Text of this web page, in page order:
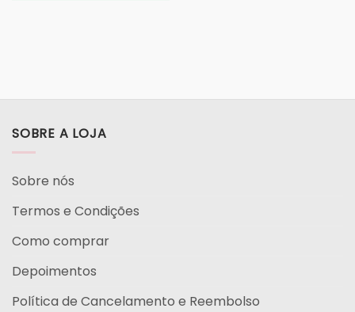
SOBRE A LOJA
Sobre nós
Termos e Condições
Como comprar
Depoimentos
Política de Cancelamento e Reembolso